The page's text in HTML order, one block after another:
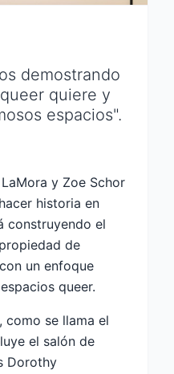
demostrando
quiere y
espacios".
y Zoe Schor
historia en
construyendo el
de
un enfoque
queer.
como se llama el
el salón de
Dorothy